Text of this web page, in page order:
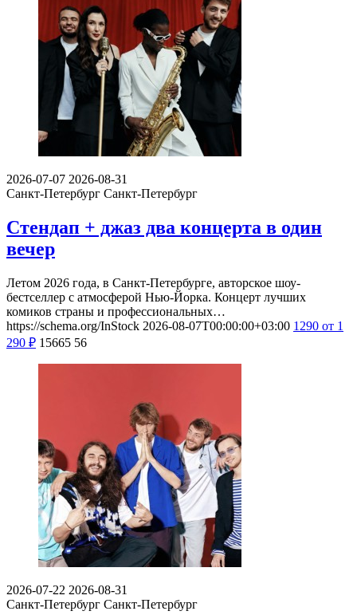
2026-07-07 2026-08-31
Санкт-Петербург Санкт-Петербург
Стендап + джаз два концерта в один
вечер
Летом 2026 года, в Санкт-Петербурге, авторское шоу-
бестселлер с атмосферой Нью-Йорка. Концерт лучших
комиков страны и профессиональных…
https://schema.org/InStock 2026-08-07T00:00:00+03:00 1290 от 1
290 ₽ 15665 56
2026-07-22 2026-08-31
Санкт-Петербург Санкт-Петербург